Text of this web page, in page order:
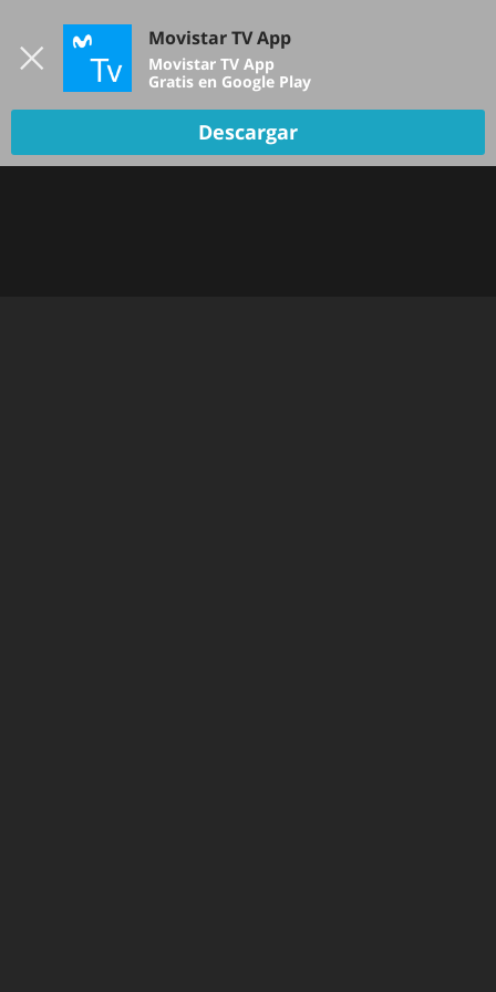
TV EN VIVO
Movistar TV App
Movistar TV App
Gratis en Google Play
Descargar